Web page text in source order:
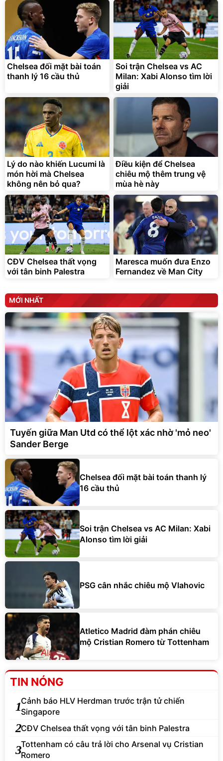
Lót ghế ôtô, nâng lưng
chống nóng giúp thoải mái
trong di chuyển
295.000đ
Đã bán nhiều
Chelsea đối mặt bài toán
thanh lý 16 cầu thủ
Soi trận Chelsea vs AC
Milan: Xabi Alonso tìm lời
giải
Lý do nào khiến Lucumi là
món hời mà Chelsea
không nên bỏ qua?
Điều kiện để Chelsea
chiêu mộ thêm trung vệ
mùa hè này
CĐV Chelsea thất vọng
với tân binh Palestra
Maresca muốn đưa Enzo
Fernandez về Man City
MỚI NHẤT
Tuyến giữa Man Utd có thể lột xác nhờ 'mỏ neo'
Sander Berge
Chelsea đối mặt bài toán thanh lý
16 cầu thủ
Soi trận Chelsea vs AC Milan: Xabi
Alonso tìm lời giải
PSG cân nhắc chiêu mộ Vlahovic
Atletico Madrid đàm phán chiêu
mộ Cristian Romero từ Tottenham
TIN NÓNG
1Cảnh báo HLV Herdman trước trận tử chiến
Singapore
2CĐV Chelsea thất vọng với tân binh Palestra
3Tottenham có câu trả lời cho Arsenal vụ Cristian
Romero